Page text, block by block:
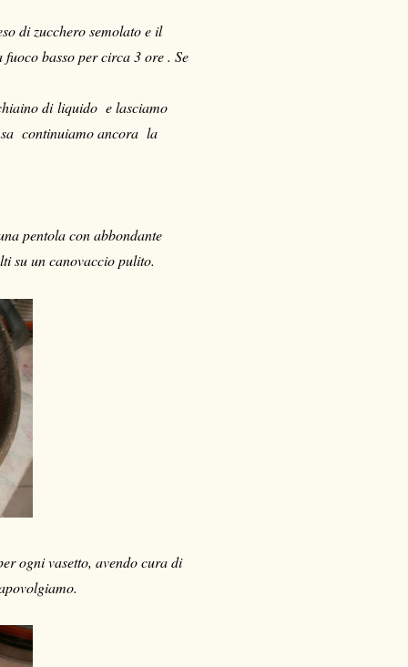
di zucchero semolato e il
basso per circa 3 ore . Se
di liquido e lasciamo
continuiamo ancora la
pentola con abbondante
su un canovaccio pulito.
ogni vasetto, avendo cura di